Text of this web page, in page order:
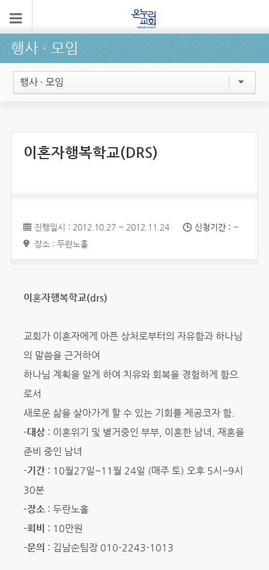
행사 ∙ 모임
행사 · 모임
이혼자행복학교(DRS)
진행일시 : 2012.10.27 ~ 2012.11.24 신청기간 : ~
장소 : 두란노홀
이혼자행복학교(drs)
교회가 이혼자에게 아픈 상처로부터의 자유함과 하나님
의 말씀을 근거하여
하나님 계획을 알게 하여 치유와 회복을 경험하게 함으
로서
새로운 삶을 살아가게 할 수 있는 기회를 제공코자 함.
-대상: 이혼위기 및 별거중인 부부, 이혼한 남녀, 재혼을
준비 중인 남녀
-기간: 10월27일~11월 24일 (매주 토) 오후 5시~9시
30분
-장소: 두란노홀
-회비 : 10만원
-문의 : 김남순팀장 010-2243-1013